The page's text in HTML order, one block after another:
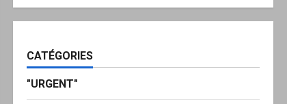
CATÉGORIES
"URGENT"